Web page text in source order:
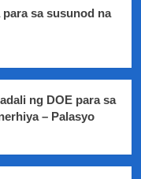
sa susunod na
ng DOE para sa
– Palasyo